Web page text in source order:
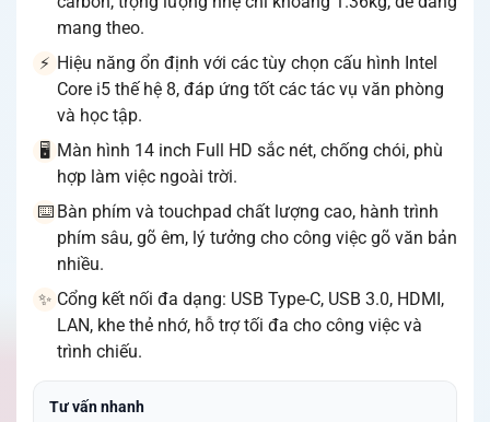
mang theo.
⚡ Hiệu năng ổn định với các tùy chọn cấu hình Intel
Core i5 thế hệ 8, đáp ứng tốt các tác vụ văn phòng
và học tập.
🖥️ Màn hình 14 inch Full HD sắc nét, chống chói, phù
hợp làm việc ngoài trời.
⌨️ Bàn phím và touchpad chất lượng cao, hành trình
phím sâu, gõ êm, lý tưởng cho công việc gõ văn bản
nhiều.
✨ Cổng kết nối đa dạng: USB Type-C, USB 3.0, HDMI,
LAN, khe thẻ nhớ, hỗ trợ tối đa cho công việc và
trình chiếu.
Tư vấn nhanh